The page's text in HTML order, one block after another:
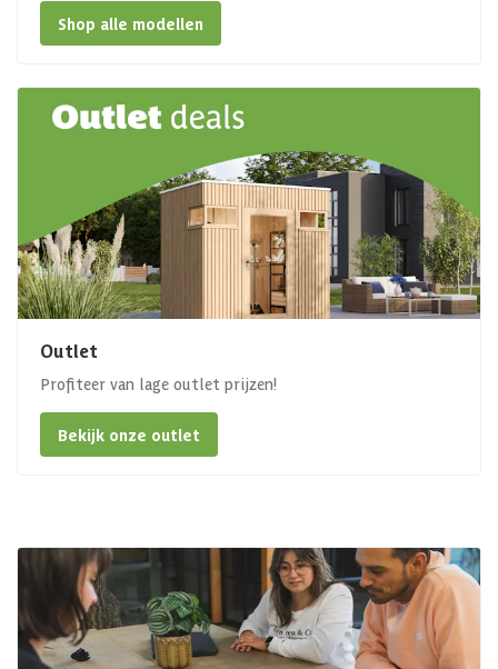
Shop alle modellen
Outlet
Profiteer van lage outlet prijzen!
Bekijk onze outlet